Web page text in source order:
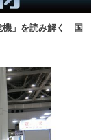
機」を読み解く 国